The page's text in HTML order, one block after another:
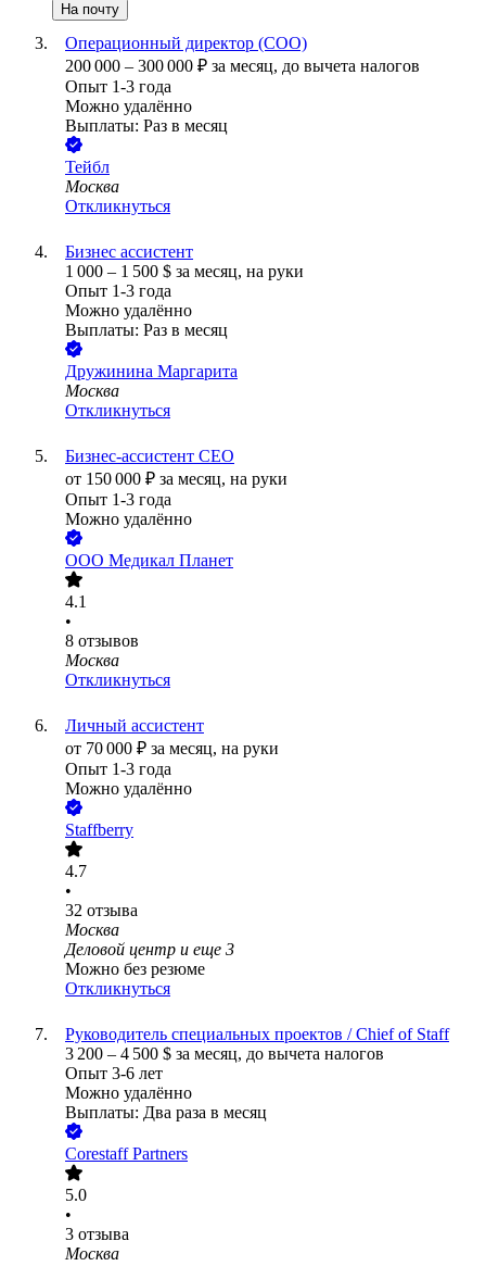
На почту
Операционный директор (COO)
200 000 – 300 000 ₽ за месяц, до вычета налогов
Опыт 1-3 года
Можно удалённо
Выплаты: Раз в месяц
Тейбл
Москва
Откликнуться
Бизнес ассистент
1 000 – 1 500 $ за месяц, на руки
Опыт 1-3 года
Можно удалённо
Выплаты: Раз в месяц
Дружинина Маргарита
Москва
Откликнуться
Бизнес-ассистент CEO
от 150 000 ₽ за месяц, на руки
Опыт 1-3 года
Можно удалённо
ООО Медикал Планет
4.1
•
8 отзывов
Москва
Откликнуться
Личный ассистент
от 70 000 ₽ за месяц, на руки
Опыт 1-3 года
Можно удалённо
Staffberry
4.7
•
32 отзыва
Москва
Деловой центр и еще 3
Можно без резюме
Откликнуться
Руководитель специальных проектов / Chief of Staff
3 200 – 4 500 $ за месяц, до вычета налогов
Опыт 3-6 лет
Можно удалённо
Выплаты: Два раза в месяц
Corestaff Partners
5.0
•
3 отзыва
Москва